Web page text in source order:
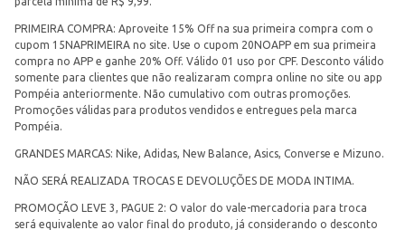
PRIMEIRA COMPRA: Aproveite 15% Off na sua primeira compra com o
cupom 15NAPRIMEIRA no site. Use o cupom 20NOAPP em sua primeira
compra no APP e ganhe 20% Off. Válido 01 uso por CPF. Desconto válido
somente para clientes que não realizaram compra online no site ou app
Pompéia anteriormente. Não cumulativo com outras promoções.
Promoções válidas para produtos vendidos e entregues pela marca
Pompéia.
GRANDES MARCAS: Nike, Adidas, New Balance, Asics, Converse e Mizuno.
NÃO SERÁ REALIZADA TROCAS E DEVOLUÇÕES DE MODA INTIMA.
PROMOÇÃO LEVE 3, PAGUE 2: O valor do vale-mercadoria para troca
será equivalente ao valor final do produto, já considerando o desconto